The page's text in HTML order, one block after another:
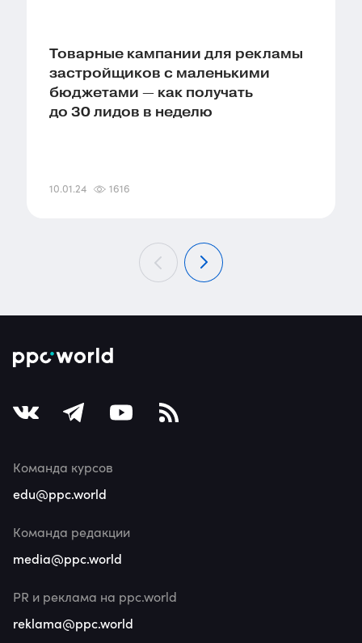
Товарные кампании для рекламы
застройщиков с маленькими
бюджетами — как получать
до 30 лидов в неделю
10.01.24 1616
Команда курсов
edu@ppc.world
Команда редакции
media@ppc.world
PR и реклама на ppc.world
reklama@ppc.world